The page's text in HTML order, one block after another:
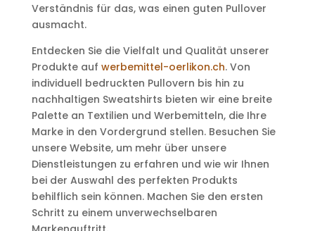
Verständnis für das, was einen guten Pullover
ausmacht.
Entdecken Sie die Vielfalt und Qualität unserer
Produkte auf werbemittel-oerlikon.ch. Von
individuell bedruckten Pullovern bis hin zu
nachhaltigen Sweatshirts bieten wir eine breite
Palette an Textilien und Werbemitteln, die Ihre
Marke in den Vordergrund stellen. Besuchen Sie
unsere Website, um mehr über unsere
Dienstleistungen zu erfahren und wie wir Ihnen
bei der Auswahl des perfekten Produkts
behilflich sein können. Machen Sie den ersten
Schritt zu einem unverwechselbaren